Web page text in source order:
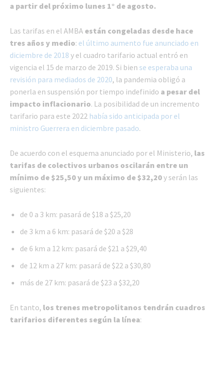
a partir del próximo lunes 1° de agosto.
Las tarifas en el AMBA están congeladas desde hace
tres años y medio: el último aumento fue anunciado en
diciembre de 2018 y el cuadro tarifario actual entró en
vigencia el 15 de marzo de 2019. Si bien se esperaba una
revisión para mediados de 2020, la pandemia obligó a
ponerla en suspensión por tiempo indefinido a pesar del
impacto inflacionario. La posibilidad de un incremento
tarifario para este 2022 había sido anticipada por el
ministro Guerrera en diciembre pasado.
De acuerdo con el esquema anunciado por el Ministerio, las
tarifas de colectivos urbanos oscilarán entre un
mínimo de $25,50 y un máximo de $32,20y serán las
siguientes:
de 0 a 3 km: pasará de $18 a $25,20
de 3 km a 6 km: pasará de $20 a $28
de 6 km a 12 km: pasará de $21 a $29,40
de 12 km a 27 km: pasará de $22 a $30,80
más de 27 km: pasará de $23 a $32,20
En tanto, los trenes metropolitanos tendrán cuadros
tarifarios diferentes según la línea: